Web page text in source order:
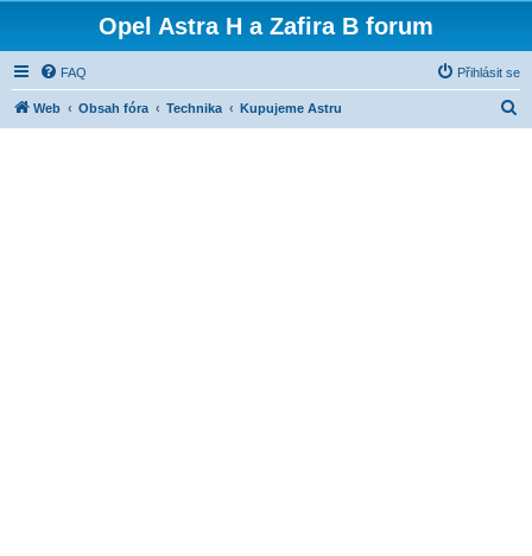
Opel Astra H a Zafira B forum
FAQ Přihlásit se
Web Obsah fóra Technika Kupujeme Astru